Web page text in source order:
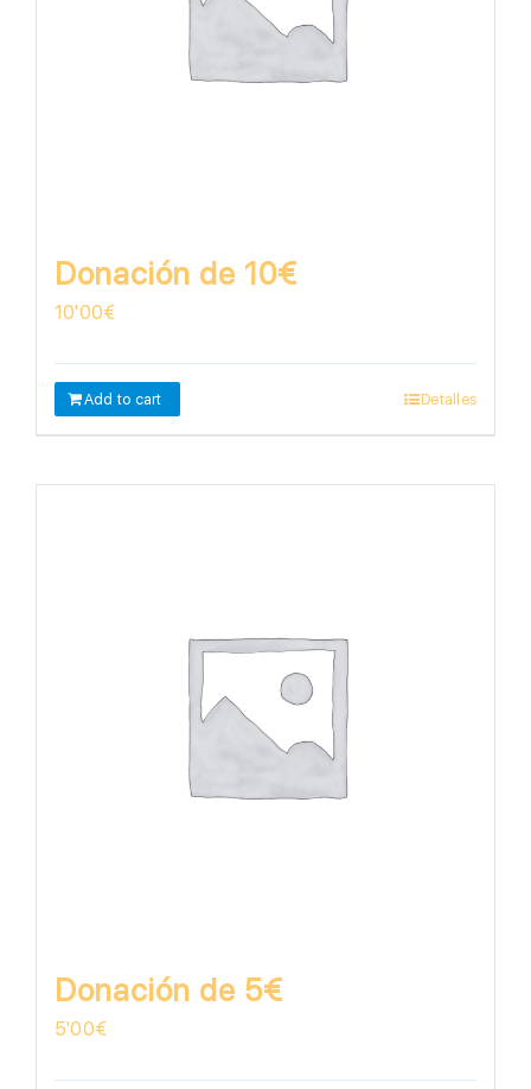
Donación de 10€
10'00€
Add to cart Detalles
Donación de 5€
5'00€